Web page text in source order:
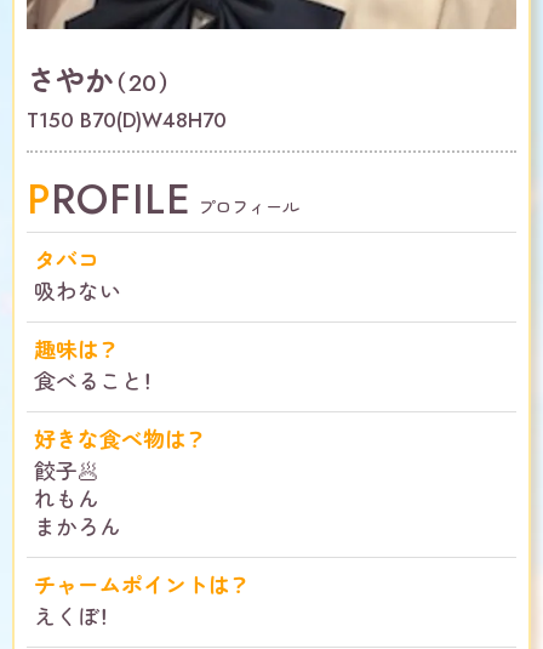
さやか（20）
T150 B70(D)W48H70
PROFILE プロフィール
タバコ
吸わない
趣味は？
食べること！
好きな食べ物は？
餃子🥟
れもん
まかろん
チャームポイントは？
えくぼ！